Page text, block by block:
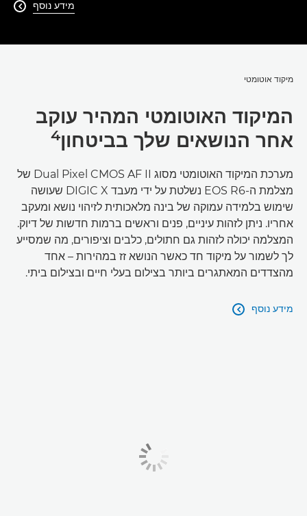
מידע נוסף 
מיקוד אוטומטי
המיקוד האוטומטי המהיר עוקב
אחר הנושאים שלך בביטחון4
מערכת המיקוד האוטומטי מסוג Dual Pixel CMOS AF II של
מצלמת ה-EOS R6 נשלטת על ידי מעבד DIGIC X שעושה
שימוש בלמידה עמוקה של בינה מלאכותית לזיהוי נושא ומעקב
אחריו. ניתן לזהות עיניים, פנים וראשים ברמות חדשות של דיוק.
המצלמה יכולה לזהות גם חתולים, כלבים וציפורים, מה שמסייע
לך לשמור על מיקוד חד כאשר הנושא זז במהירות – אחד
מהצדדים המאתגרים ביותר בצילום בעלי חיים ובצילום ביתי.
מידע נוסף 